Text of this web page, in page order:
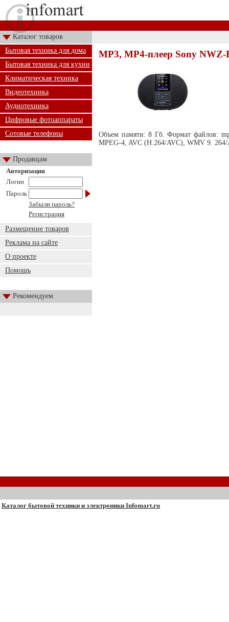
Каталог товаров
Бытовая техника для дома
Бытовая техника для кухни
Климатическая техника
Видеотехника
Аудиотехника
Цифровые фотоаппараты
Сотовые телефоны
Продавцам
Авторизация
Логин
Пароль
Забыли пароль?
Регистрация
Размещение товаров
Реклама на сайте
О проекте
Помощь
Рекомендуем
MP3, MP4-плеер Sony NWZ-
Объем памяти: 8 Гб. Формат файлов:
MPEG-4, AVC (H.264/AVC), WMV 9.
Каталог бытовой техники и электроники Infomart.ru